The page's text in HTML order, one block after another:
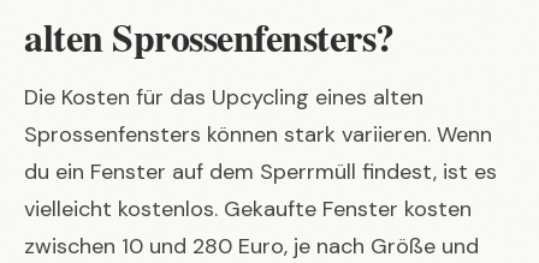
alten Sprossenfensters?
Die Kosten für das Upcycling eines alten
Sprossenfensters können stark variieren. Wenn
du ein Fenster auf dem Sperrmüll findest, ist es
vielleicht kostenlos. Gekaufte Fenster kosten
zwischen 10 und 280 Euro, je nach Größe und